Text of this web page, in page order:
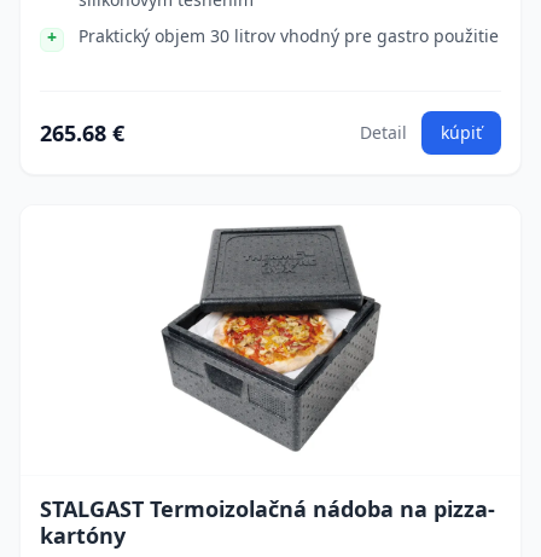
Praktický objem 30 litrov vhodný pre gastro použitie
265.68 € Detail kúpiť
STALGAST Termoizolačná nádoba na pizza-
kartóny